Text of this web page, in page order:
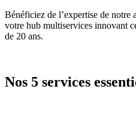
Bénéficiez de l’expertise de notre
votre hub multiservices innovant
de 20 ans.
Nos 5 services